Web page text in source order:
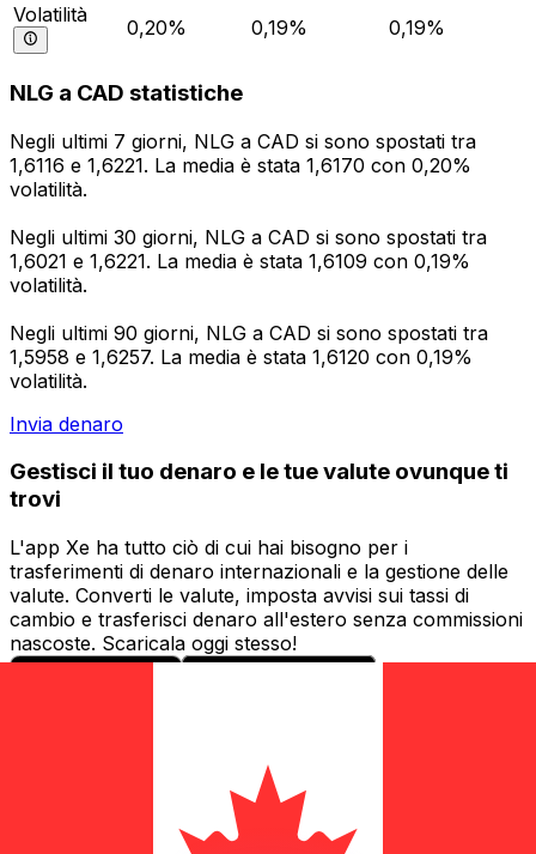
Volatilità
0,20% 0,19% 0,19%
NLG a CAD statistiche
Negli ultimi 7 giorni, NLG a CAD si sono spostati tra
1,6116 e 1,6221. La media è stata 1,6170 con 0,20%
volatilità.
Negli ultimi 30 giorni, NLG a CAD si sono spostati tra
1,6021 e 1,6221. La media è stata 1,6109 con 0,19%
volatilità.
Negli ultimi 90 giorni, NLG a CAD si sono spostati tra
1,5958 e 1,6257. La media è stata 1,6120 con 0,19%
volatilità.
Invia denaro
Gestisci il tuo denaro e le tue valute ovunque ti
trovi
L'app Xe ha tutto ciò di cui hai bisogno per i
trasferimenti di denaro internazionali e la gestione delle
valute. Converti le valute, imposta avvisi sui tassi di
cambio e trasferisci denaro all'estero senza commissioni
nascoste. Scaricala oggi stesso!